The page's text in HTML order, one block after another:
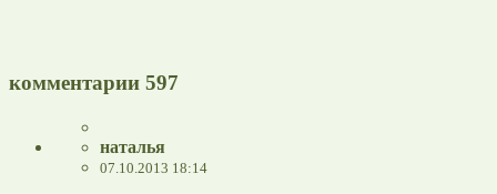
комментарии 597
наталья
07.10.2013 18:14